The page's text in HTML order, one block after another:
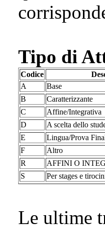
Tipo di
Codice
A
Base
B
Caratterizzante
C
Affine/Integrativa
D
A scelta dello
E
Lingua/Prova
F
Altro
R
AFFINI O
S
Per stages e
Le ultime